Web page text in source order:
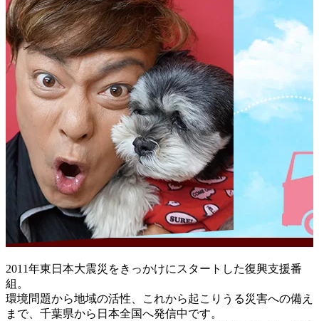
2011年東日本大震災をきっかけにスタートした復興支援番
組。
環境問題から地域の活性、これから起こりうる災害への備え
まで、千葉県から日本全国へ発信中です。